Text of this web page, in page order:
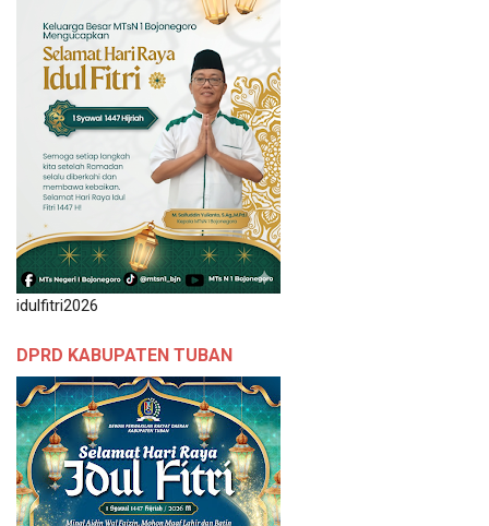
idulfitri2026
DPRD KABUPATEN TUBAN